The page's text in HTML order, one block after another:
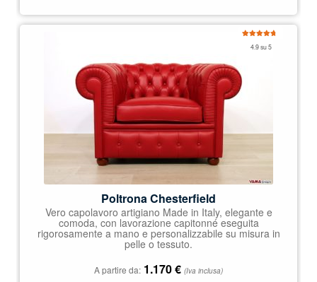
4.9 su 5
Poltrona Chesterfield
Vero capolavoro artigiano Made in Italy, elegante e
comoda, con lavorazione capitonné eseguita
rigorosamente a mano e personalizzabile su misura in
pelle o tessuto.
A partire da: 1.170€ (Iva inclusa)